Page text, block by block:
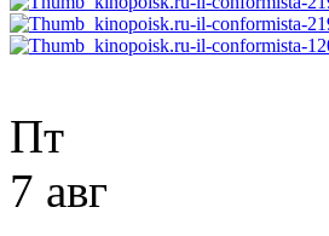
Пт
7 авг